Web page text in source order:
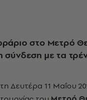
στο Μετρό
σύνδεση με τα
Δευτέρα 11 Μαΐου